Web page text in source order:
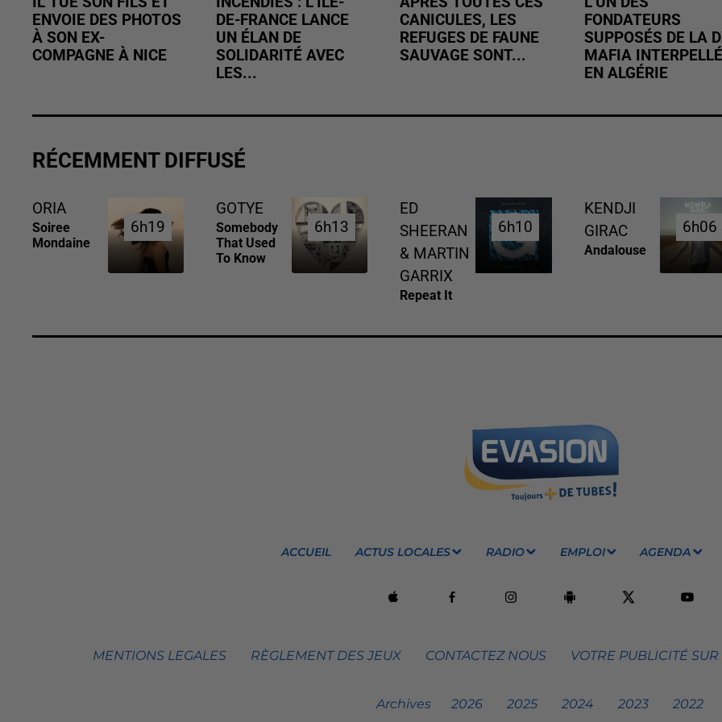
ENVOIE DES PHOTOS
À SON EX-
COMPAGNE À NICE
DE-FRANCE LANCE
UN ÉLAN DE
SOLIDARITÉ AVEC
LES...
CANICULES, LES
REFUGES DE FAUNE
SAUVAGE SONT...
FONDATEURS
SUPPOSÉS DE LA
MAFIA INTERPELLÉ
EN ALGÉRIE
RÉCEMMENT DIFFUSÉ
ORIA
Soiree
Mondaine
6h19
6h19
GOTYE
Somebody
That Used
To Know
6h13
6h13
ED
SHEERAN
& MARTIN
GARRIX
Repeat It
6h10
6h10
KENDJI
GIRAC
Andalouse
6h06
6h06
ACCUEIL ACTUS LOCALES RADIO EMPLOI AGENDA
MENTIONS LEGALES RÈGLEMENT DES JEUX CONTACTEZ NOUS VOTRE PUBLICITÉ
Archives 2026 2025 2024 2023 2022